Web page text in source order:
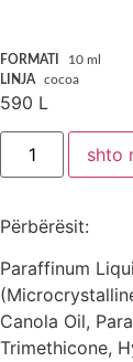
FORMATI
10 ml
LINJA
cocoa
590 L
shto
Përbërësit:
Paraffinum
Canola Oil,
Trimethicone,